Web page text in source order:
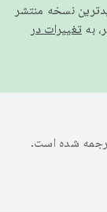
نسخه منتشر
تغییرات در
شده است.